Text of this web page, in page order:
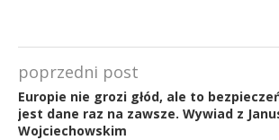
poprzedni post
Europie nie grozi głód, ale to
jest dane raz na zawsze. Wywiad z
Wojciechowskim